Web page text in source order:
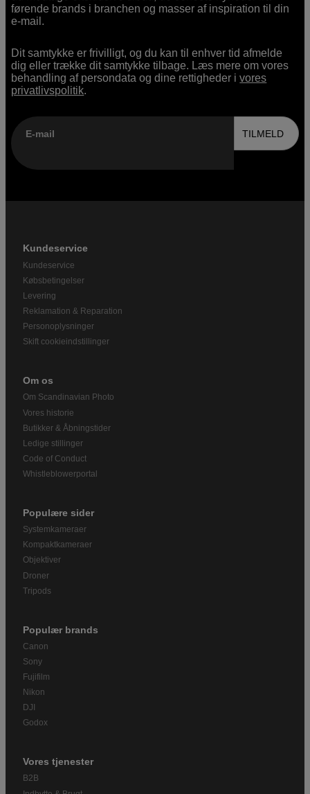
førende brands i branchen og masser af inspiration til din
e-mail.
Dit samtykke er frivilligt, og du kan til enhver tid afmelde
dig eller trække dit samtykke tilbage. Læs mere om vores
behandling af persondata og dine rettigheder ivores
privatlivspolitik.
E-mail TILMELD
Kundeservice
Kundeservice
Købsbetingelser
Levering
Reklamation & Reparation
Personoplysninger
Skift cookieindstillinger
Om os
Om Scandinavian Photo
Vores historie
Butikker & Åbningstider
Ledige stillinger
Code of Conduct
Whistleblowerportal
Populære sider
Systemkameraer
Kompaktkameraer
Objektiver
Droner
Tripods
Populær brands
Canon
Sony
Fujifilm
Nikon
DJI
Godox
Vores tjenester
B2B